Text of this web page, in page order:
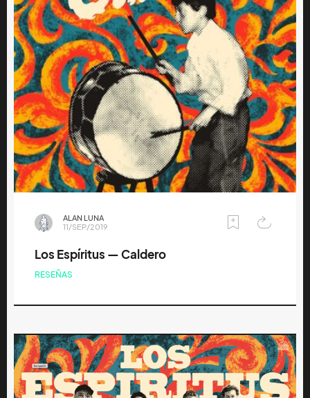
ALAN LUNA
11/SEP/2019
Los Espíritus — Caldero
RESEÑAS